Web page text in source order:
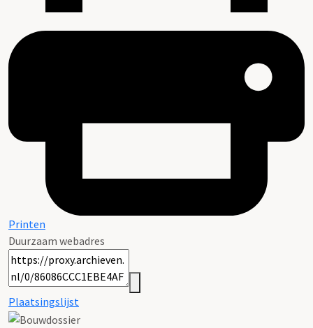
Printen
Duurzaam webadres
Plaatsingslijst